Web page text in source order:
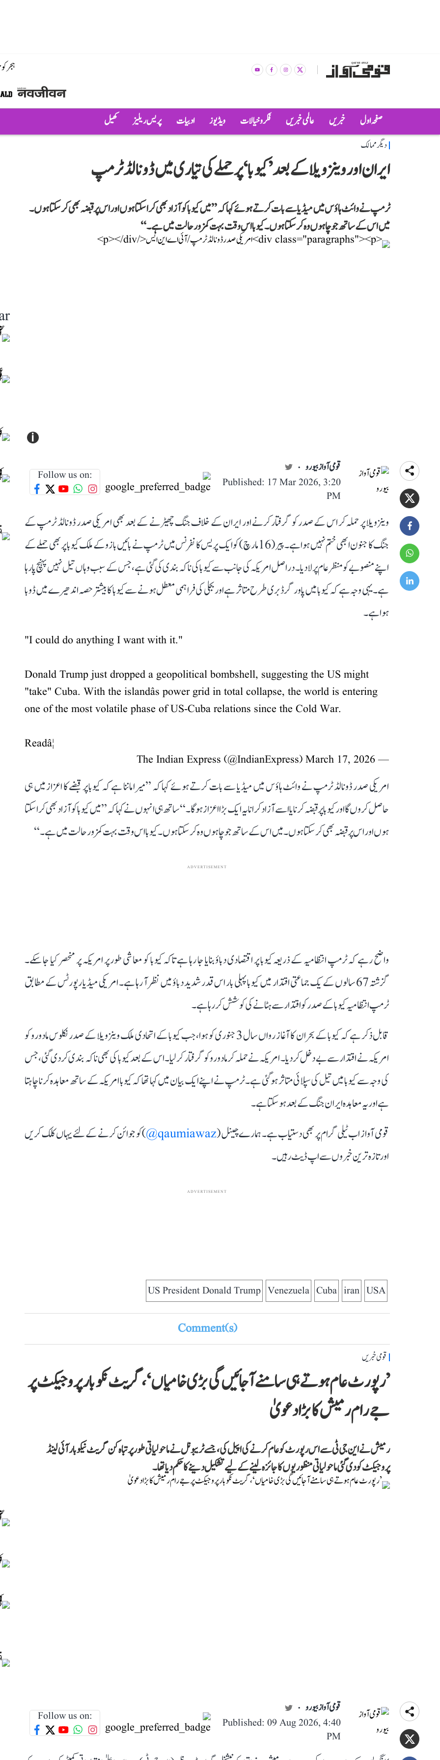
ہجر
صفحہ اول خبریں عالمی خبریں فکر و خیالات ویڈیوز ادبیات پریس ریلیز کھیل
دیگر ممالک
ایران اور وینزویلا کے بعد ’کیوبا‘ پر حملے کی تیاری میں ڈونالڈ ٹرمپ
ٹرمپ نے وائٹ ہاؤس میں میڈیا سے بات کرتے ہوئے کہا کہ ’’میں کیوبا کو آزاد بھی کرا سکتا ہوں اور اس پر قبضہ بھی کر سکتا ہوں۔
میں اس کے ساتھ جو چاہوں وہ کر سکتا ہوں۔ کیوبا اس وقت بہت کمزور حالت میں ہے۔‘‘
i
قومی آواز بیورو
Published: 17 Mar 2026, 3:20
PM
Follow us on:
وینزویلا پر حملہ کر اس کے صدر کو گرفتار کرنے اور ایران کے خلاف جنگ چھیڑنے کے بعد بھی امریکی صدر ڈونالڈ ٹرمپ کے
جنگ کا جنون ابھی ختم نہیں ہوا ہے۔ پیر (16 مارچ) کو ایک پریس کانفرنس میں ٹرمپ نے بائیں بازو کے ملک کیوبا پر بھی حملے کے
اپنے منصوبے کو منظر عام پر لا دیا۔ دراصل امریکہ کی جانب سے کیوبا کی ناکہ بندی کی گئی ہے، جس کے سبب وہاں تیل نہیں پہنچ پا رہا
ہے۔ یہی وجہ ہے کہ کیوبا میں پاور گرڈ بری طرح متاثر ہے اور بجلی کی فراہمی معطل ہونے سے کیوبا کا بیشتر حصہ اندھیرے میں ڈوبا
ہوا ہے۔
"I could do anything I want with it."
Donald Trump just dropped a geopolitical bombshell, suggesting the US might
"take" Cuba. With the islandâs power grid in total collapse, the world is entering
one of the most volatile phase of US-Cuba relations since the Cold War.
Readâ¦
— The Indian Express (@IndianExpress)
March 17, 2026
امریکی صدر ڈونالڈ ٹرمپ نے وائٹ ہاؤس میں میڈیا سے بات کرتے ہوئے کہا کہ ’’میرا ماننا ہے کہ کیوبا پر قبضے کا اعزاز میں ہی
حاصل کروں گا اور کیوبا پر قبضہ کرنا یا اسے آزاد کرانا یہ ایک بڑا اعزاز ہوگا۔‘‘ ساتھ ہی انہوں نے کہا کہ ’’میں کیوبا کو آزاد بھی کرا سکتا
ہوں اور اس پر قبضہ بھی کر سکتا ہوں۔ میں اس کے ساتھ جو چاہوں وہ کر سکتا ہوں۔ کیوبا اس وقت بہت کمزور حالت میں ہے۔‘‘
ADVERTISEMENT
واضح رہے کہ ٹرمپ انتظامیہ کے ذریعہ کیوبا پر اقتصادی دباؤ بنایا جا رہا ہے تاکہ کیوبا کو معاشی طور پر امریکہ پر منحصر کیا جا سکے۔
گزشتہ 67 سالوں کے یک جماعتی اقتدار میں کیوبا پہلی بار اس قدر شدید دباؤ میں نظر آ رہا ہے۔ امریکی میڈیا رپورٹس کے مطابق
ٹرمپ انتظامیہ کیوبا کے صدر کو اقتدار سے ہٹانے کی کوشش کر رہا ہے۔
قابل ذکر ہے کہ کیوبا کے بحران کا آغاز رواں سال 3 جنوری کو ہوا، جب کیوبا کے اتحادی ملک وینزویلا کے صدر نکلوس مادورو کو
امریکہ نے اقتدار سے بے دخل کر دیا۔ امریکہ نے حملہ کر مادورو کو گرفتار کر لیا۔ اس کے بعد کیوبا کی بھی ناکہ بندی کر دی گئی، جس
کی وجہ سے کیوبا میں تیل کی سپلائی متاثر ہو گئی ہے۔ ٹرمپ نے اپنے ایک بیان میں کہا تھا کہ کیوبا امریکہ کے ساتھ معاہدہ کرنا چاہتا
ہے اور یہ معاہدہ ایران جنگ کے بعد ہو سکتا ہے۔
قومی آواز اب ٹیلی گرام پر بھی دستیاب ہے۔ ہمارے چینل (qaumiawaz@
) کو جوائن کرنے کے لئے یہاں کلک کریں
اور تازہ ترین خبروں سے اپ ڈیٹ رہیں۔
ADVERTISEMENT
USA
iran
Cuba
Venezuela
US President Donald Trump
Comment(s)
قومی خبریں
’رپورٹ عام ہوتے ہی سامنے آ جائیں گی بڑی خامیاں‘، گریٹ نکوبار پروجیکٹ پر
جے رام رمیش کا بڑا دعویٰ
رمیش نے این جی ٹی سے اس رپورٹ کو عام کرنے کی اپیل کی، جسے ٹریبونل نے ماحولیاتی طور پر تباہ کن گریٹ نیکوبار آئی لینڈ
پروجیکٹ کو دی گئی ماحولیاتی منظوریوں کا جائزہ لینے کے لیے تشکیل دینے کا حکم دیا تھا۔
قومی آواز بیورو
Published: 09 Aug 2026, 4:40
PM
Follow us on: